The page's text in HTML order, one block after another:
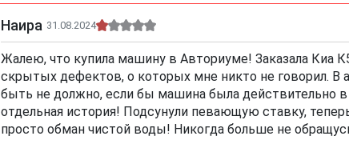
Наира 31.08.2024
Жалею, что купила машину в Авториуме! Заказала Киа
скрытых дефектов, о которых мне никто не говорил. В
быть не должно, если бы машина была действительно
отдельная история! Подсунули певающую ставку,
просто обман чистой воды! Никогда больше не